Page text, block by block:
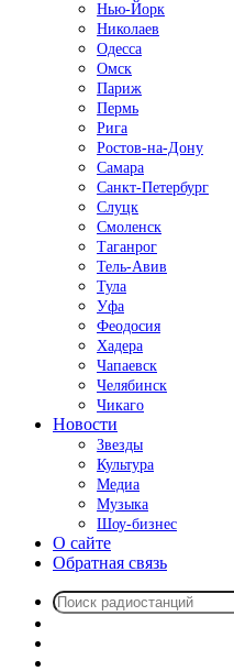
Нью-Йорк
Николаев
Одесса
Омск
Париж
Пермь
Рига
Ростов-на-Дону
Самара
Санкт-Петербург
Слуцк
Смоленск
Таганрог
Тель-Авив
Тула
Уфа
Феодосия
Хадера
Чапаевск
Челябинск
Чикаго
Новости
Звезды
Культура
Медиа
Музыка
Шоу-бизнес
О сайте
Обратная связь